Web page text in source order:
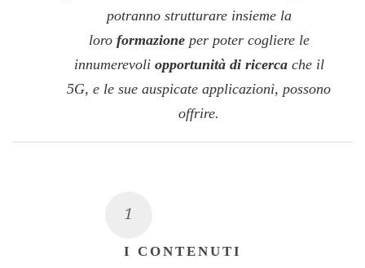
potranno strutturare insieme la
loro formazioneper poter cogliere le
innumerevoli opportunità di ricerca che il
5G, e le sue auspicate applicazioni, possono
offrire.
I CONTENUTI